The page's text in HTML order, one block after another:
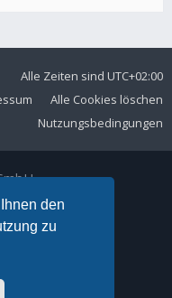
den
zu
Alle Zeiten sind UTC+02:00
Alle Cookies löschen
Nutzungsbedingungen
61